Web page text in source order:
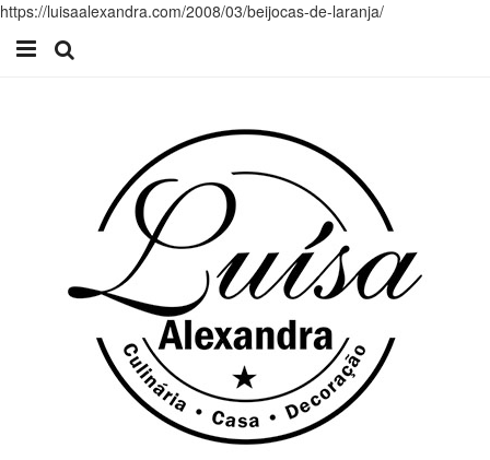
https://luisaalexandra.com/2008/03/beijocas-de-laranja/